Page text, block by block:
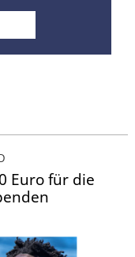
Euro für die